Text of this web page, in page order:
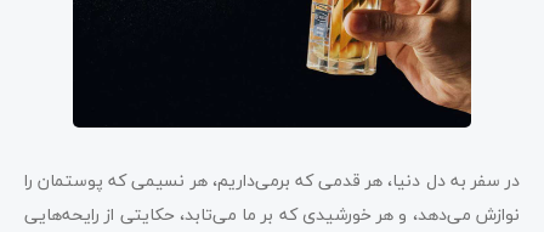
در سفر به دل دنیا، هر قدمی که برمی‌داریم، هر نسیمی که پوستمان را
نوازش می‌دهد، و هر خورشیدی که بر ما می‌تابد، حکایتی از رایحه‌هایی